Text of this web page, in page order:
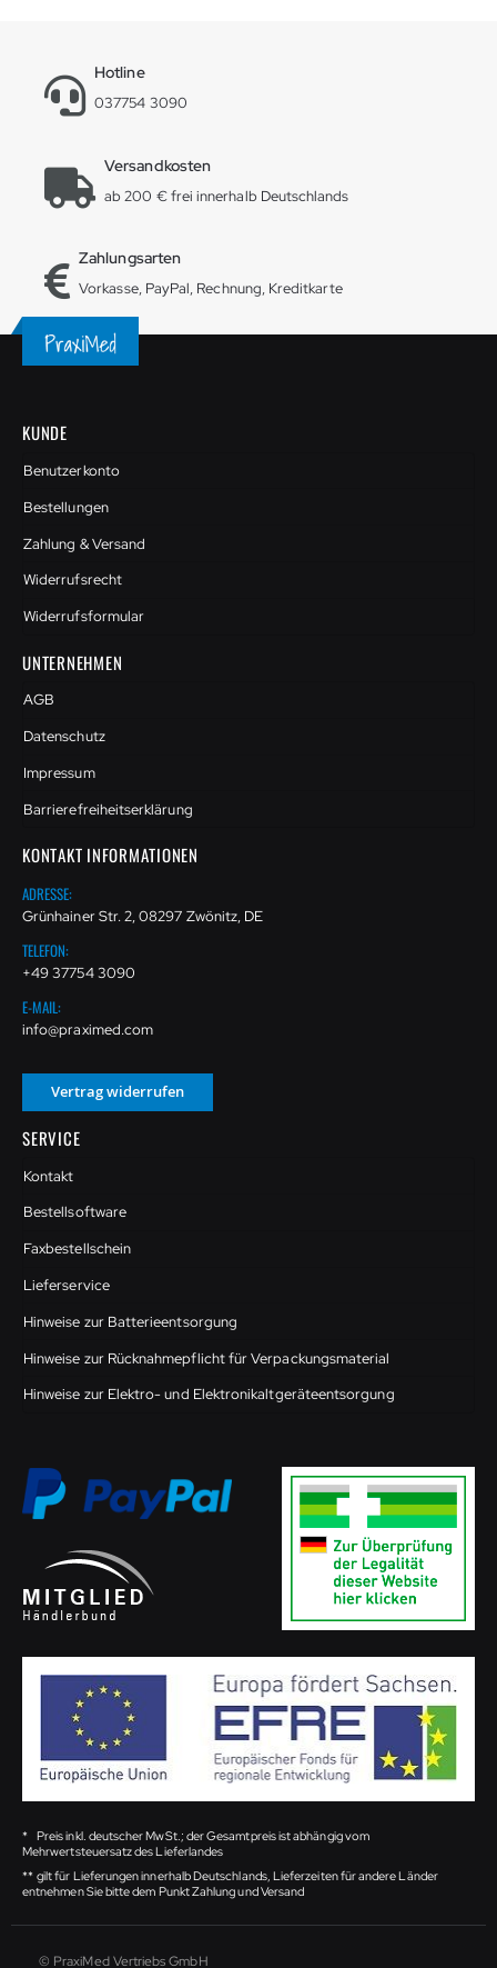
Hotline
037754 3090
Versandkosten
ab 200 € frei innerhalb Deutschlands
Zahlungsarten
Vorkasse, PayPal, Rechnung, Kreditkarte
KUNDE
Benutzerkonto
Bestellungen
Zahlung & Versand
Widerrufsrecht
Widerrufsformular
UNTERNEHMEN
AGB
Datenschutz
Impressum
Barrierefreiheitserklärung
KONTAKT INFORMATIONEN
ADRESSE:
Grünhainer Str. 2, 08297 Zwönitz, DE
TELEFON:
+49 37754 3090
E-MAIL:
info@praximed.com
Vertrag widerrufen
SERVICE
Kontakt
Bestellsoftware
Faxbestellschein
Lieferservice
Hinweise zur Batterieentsorgung
Hinweise zur Rücknahmepflicht für Verpackungsmaterial
Hinweise zur Elektro- und Elektronikaltgeräteentsorgung
* Preis inkl. deutscher MwSt.; der Gesamtpreis ist abhängig vom
Mehrwertsteuersatz des Lieferlandes
** gilt für Lieferungen innerhalb Deutschlands, Lieferzeiten für andere Länder
entnehmen Sie bitte dem Punkt Zahlung und Versand
© PraxiMed Vertriebs GmbH